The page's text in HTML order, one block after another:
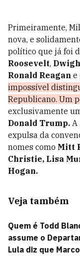
Primeiramente,
nova, e
político que já foi
Roosevelt,
Ronald Reagan e
impossível
Republicano. Um
exclusivamente
Donald Trump. A
expulsa da
nomes como Mitt
Christie, Lisa
Hogan.
Veja também
Quem é Todd
assume o
Lula diz que